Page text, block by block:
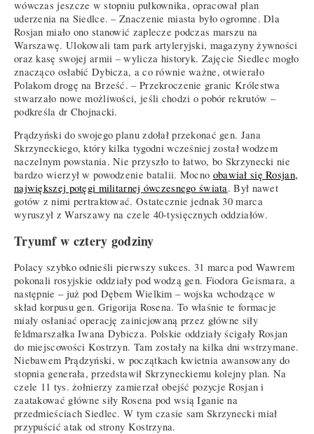
wówczas jeszcze w stopniu pułkownika, opracował plan
uderzenia na Siedlce. – Znaczenie miasta było ogromne. Dla
Rosjan miało ono stanowić zaplecze podczas marszu na
Warszawę. Ulokowali tam park artyleryjski, magazyny żywności
oraz kasę swojej armii – wylicza historyk. Zajęcie Siedlec mogło
znacząco osłabić Dybicza, a co równie ważne, otwierało
Polakom drogę na Brześć. – Przekroczenie granic Królestwa
stwarzało nowe możliwości, jeśli chodzi o pobór rekrutów –
podkreśla dr Chojnacki.
Prądzyński do swojego planu zdołał przekonać gen. Jana
Skrzyneckiego, który kilka tygodni wcześniej został wodzem
naczelnym powstania. Nie przyszło to łatwo, bo Skrzynecki nie
bardzo wierzył w powodzenie batalii. Mocno obawiał się Rosjan,
największej potęgi militarnej ówczesnego świata. Był nawet
gotów z nimi pertraktować. Ostatecznie jednak 30 marca
wyruszył z Warszawy na czele 40-tysięcznych oddziałów.
Tryumf w cztery godziny
Polacy szybko odnieśli pierwszy sukces. 31 marca pod Wawrem
pokonali rosyjskie oddziały pod wodzą gen. Fiodora Geismara, a
następnie – już pod Dębem Wielkim – wojska wchodzące w
skład korpusu gen. Grigorija Rosena. To właśnie te formacje
miały osłaniać operację zainicjowaną przez główne siły
feldmarszałka Iwana Dybicza. Polskie oddziały ścigały Rosjan
do miejscowości Kostrzyn. Tam zostały na kilka dni wstrzymane.
Niebawem Prądzyński, w początkach kwietnia awansowany do
stopnia generała, przedstawił Skrzyneckiemu kolejny plan. Na
czele 11 tys. żołnierzy zamierzał obejść pozycje Rosjan i
zaatakować główne siły Rosena pod wsią Iganie na
przedmieściach Siedlec. W tym czasie sam Skrzynecki miał
przypuścić atak od strony Kostrzyna.